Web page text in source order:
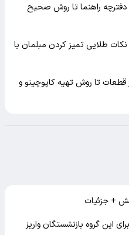
دفترچه راهنما تا روش صحیح
نکات طلایی تمیز کردن مبلمان با
قطعات تا روش تهیه کاپوچینو و
+ جزئیات
هزار تومان برای این گروه بازنشستگان واریز